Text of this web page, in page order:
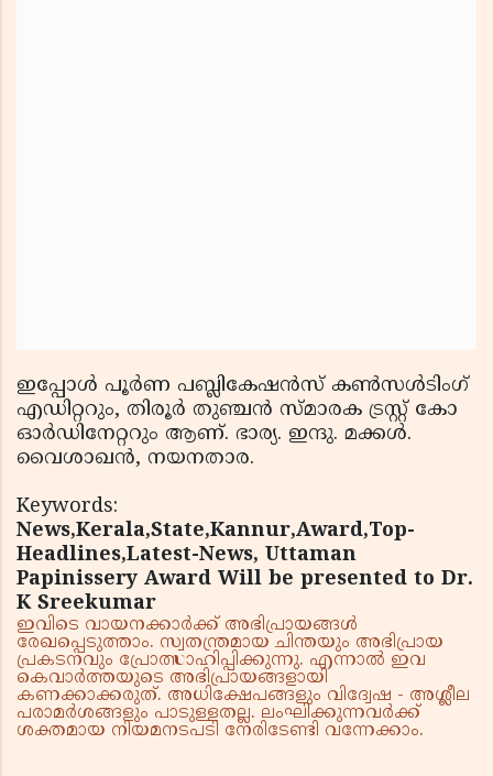
ഇപ്പോള്‍ പൂര്‍ണ പബ്ലികേഷന്‍സ് കണ്‍സള്‍ടിംഗ്
എഡിറ്ററും, തിരൂര്‍ തുഞ്ചന്‍ സ്മാരക ട്രസ്റ്റ് കോ
ഓര്‍ഡിനേറ്ററും ആണ്. ഭാര്യ. ഇന്ദു. മക്കള്‍.
വൈശാഖന്‍, നയനതാര.
Keywords:
News,Kerala,State,Kannur,Award,Top-
Headlines,Latest-News, Uttaman
Papinissery Award Will be presented to Dr.
K Sreekumar
ഇവിടെ വായനക്കാർക്ക് അഭിപ്രായങ്ങൾ
രേഖപ്പെടുത്താം. സ്വതന്ത്രമായ ചിന്തയും അഭിപ്രായ
പ്രകടനവും പ്രോത്സാഹിപ്പിക്കുന്നു. എന്നാൽ ഇവ
കെവാർത്തയുടെ അഭിപ്രായങ്ങളായി
കണക്കാക്കരുത്. അധിക്ഷേപങ്ങളും വിദ്വേഷ - അശ്ലീല
പരാമർശങ്ങളും പാടുള്ളതല്ല. ലംഘിക്കുന്നവർക്ക്
ശക്തമായ നിയമനടപടി നേരിടേണ്ടി വന്നേക്കാം.